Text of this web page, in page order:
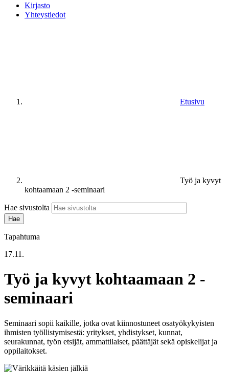
Kirjasto
Yhteystiedot
Etusivu
Työ ja kyvyt
kohtaamaan 2 -seminaari
Hae sivustolta
Tapahtuma
17.11.
Työ ja kyvyt kohtaamaan 2 -
seminaari
Seminaari sopii kaikille, jotka ovat kiinnostuneet osatyökykyisten
ihmisten työllistymisestä: yritykset, yhdistykset, kunnat,
seurakunnat, työn etsijät, ammattilaiset, päättäjät sekä opiskelijat ja
oppilaitokset.